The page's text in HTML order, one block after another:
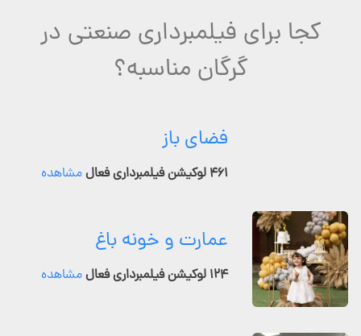
کجا برای فیلمبرداری صنعتی در
گرگان مناسبه؟
فضای باز
۴۶۱ لوکیشن فیلمبرداری فعال مشاهده
عمارت و خونه باغ
۱۲۴ لوکیشن فیلمبرداری فعال مشاهده